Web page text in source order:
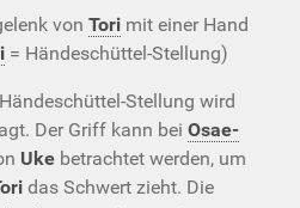
von Tori mit einer Hand
= Händeschüttel-Stellung)
Stellung wird
Der Griff kann bei Osae-
Uke betrachtet werden, um
das Schwert zieht. Die